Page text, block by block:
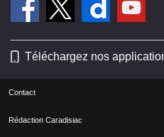
Téléchargez nos
Contact
Rédaction Caradisiac